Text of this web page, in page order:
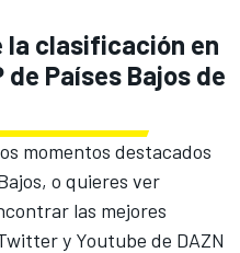
la clasificación en
Países Bajos de
momentos destacados
o quieres ver
las mejores
y Youtube de DAZN